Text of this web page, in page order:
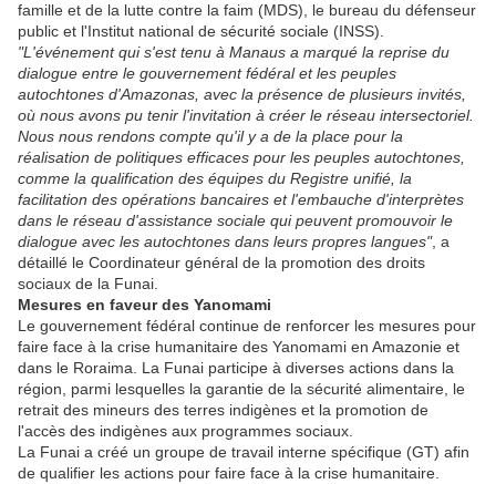
famille et de la lutte contre la faim (MDS), le bureau du défenseur
public et l'Institut national de sécurité sociale (INSS).
"L'événement qui s'est tenu à Manaus a marqué la reprise du
dialogue entre le gouvernement fédéral et les peuples
autochtones d'Amazonas, avec la présence de plusieurs invités,
où nous avons pu tenir l'invitation à créer le réseau intersectoriel.
Nous nous rendons compte qu'il y a de la place pour la
réalisation de politiques efficaces pour les peuples autochtones,
comme la qualification des équipes du Registre unifié, la
facilitation des opérations bancaires et l'embauche d'interprètes
dans le réseau d'assistance sociale qui peuvent promouvoir le
dialogue avec les autochtones dans leurs propres langues", a
détaillé le Coordinateur général de la promotion des droits
sociaux de la Funai.
Mesures en faveur des Yanomami
Le gouvernement fédéral continue de renforcer les mesures pour
faire face à la crise humanitaire des Yanomami en Amazonie et
dans le Roraima. La Funai participe à diverses actions dans la
région, parmi lesquelles la garantie de la sécurité alimentaire, le
retrait des mineurs des terres indigènes et la promotion de
l'accès des indigènes aux programmes sociaux.
La Funai a créé un groupe de travail interne spécifique (GT) afin
de qualifier les actions pour faire face à la crise humanitaire.